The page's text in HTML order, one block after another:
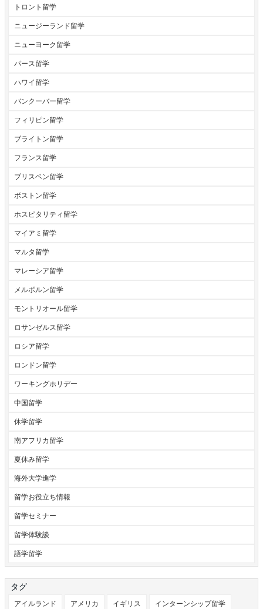
トロント留学
ニュージーランド留学
ニューヨーク留学
パース留学
ハワイ留学
バンクーバー留学
フィリピン留学
ブライトン留学
フランス留学
ブリスベン留学
ボストン留学
ホスピタリティ留学
マイアミ留学
マルタ留学
マレーシア留学
メルボルン留学
モントリオール留学
ロサンゼルス留学
ロシア留学
ロンドン留学
ワーキングホリデー
中国留学
休学留学
南アフリカ留学
夏休み留学
海外大学進学
留学お役立ち情報
留学セミナー
留学体験談
語学留学
タグ
アイルランド アメリカ イギリス インターンシップ留学